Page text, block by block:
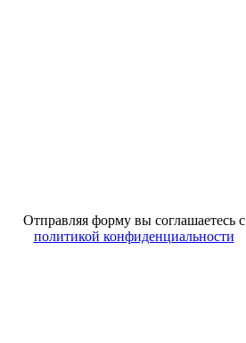
Отправляя форму вы соглашаетесь с
политикой конфиденциальности